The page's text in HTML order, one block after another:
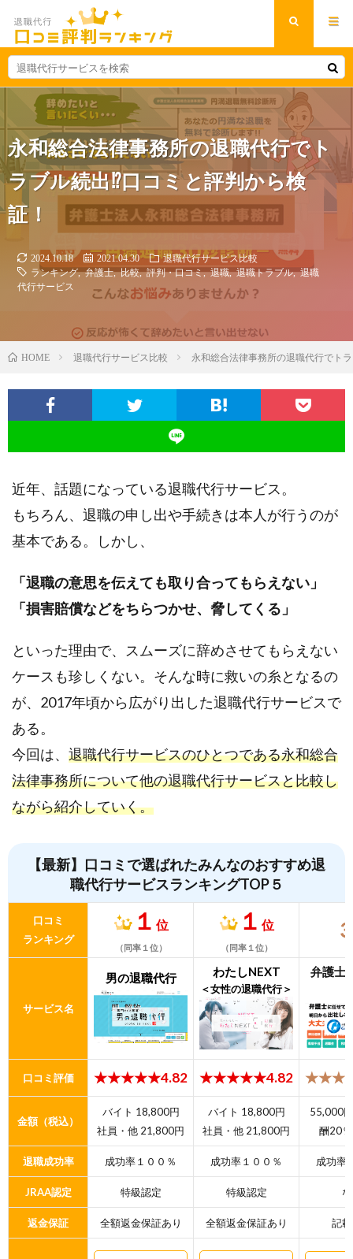
永和総合法律事務所の退職代行でト
ラブル続出⁉口コミと評判から検
証！
2024.10.18 2021.04.30
退職代行サービス比較
ランキング,弁護士,比較,評判・口コミ,退職,退職トラブル,退職
代行サービス
HOME 退職代行サービス比較 永和総合法律事務所の退職代行でト
近年、話題になっている退職代行サービス。
もちろん、退職の申し出や手続きは本人が行うのが
基本である。しかし、
「退職の意思を伝えても取り合ってもらえない」
「損害賠償などをちらつかせ、脅してくる」
といった理由で、スムーズに辞めさせてもらえない
ケースも珍しくない。そんな時に救いの糸となるの
が、2017年頃から広がり出した退職代行サービスで
ある。
今回は、 退職代行サービスのひとつである永和総合
法律事務所について他の退職代行サービスと比較し
ながら紹介していく。
【最新】口コミで選ばれたみんなのおすすめ退
職代行サービスランキングTOP５
口コミ
ランキング
１ 位
（同率１位）
１ 位
（同率１位）
サービス名
男の退職代行 わたしNEXT
＜女性の退職代行＞
弁護士
口コミ評価 ★★★★★4.82 ★★★★★4.82
金額（税込）
バイト 18,800円
社員・他 21,800円
バイト 18,800円
社員・他 21,800円
55,000
酬20
退職成功率 成功率１００％ 成功率１００％ 成功率
JRAA認定 特級認定 特級認定
返金保証 全額返金保証あり 全額返金保証あり 記